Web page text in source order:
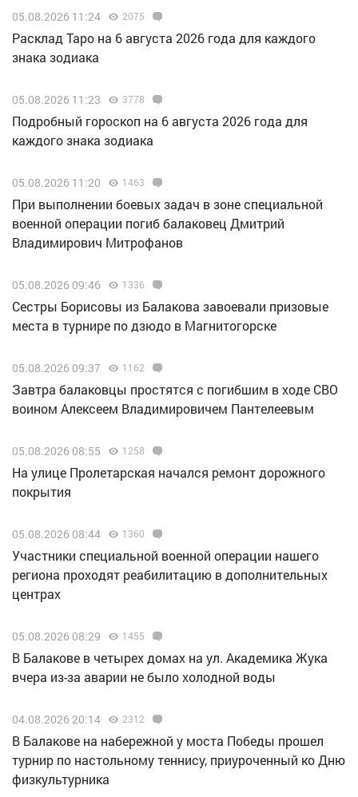
05.08.2026 11:24 2075
Расклад Таро на 6 августа 2026 года для каждого
знака зодиака
05.08.2026 11:23 3778
Подробный гороскоп на 6 августа 2026 года для
каждого знака зодиака
05.08.2026 11:20 1463
При выполнении боевых задач в зоне специальной
военной операции погиб балаковец Дмитрий
Владимирович Митрофанов
05.08.2026 09:46 1336
Сестры Борисовы из Балакова завоевали призовые
места в турнире по дзюдо в Магнитогорске
05.08.2026 09:37 1162
Завтра балаковцы простятся с погибшим в ходе СВО
воином Алексеем Владимировичем Пантелеевым
05.08.2026 08:55 1258
На улице Пролетарская начался ремонт дорожного
покрытия
05.08.2026 08:44 1360
Участники специальной военной операции нашего
региона проходят реабилитацию в дополнительных
центрах
05.08.2026 08:29 1455
В Балакове в четырех домах на ул. Академика Жука
вчера из-за аварии не было холодной воды
04.08.2026 20:14 2312
В Балакове на набережной у моста Победы прошел
турнир по настольному теннису, приуроченный ко Дню
физкультурника